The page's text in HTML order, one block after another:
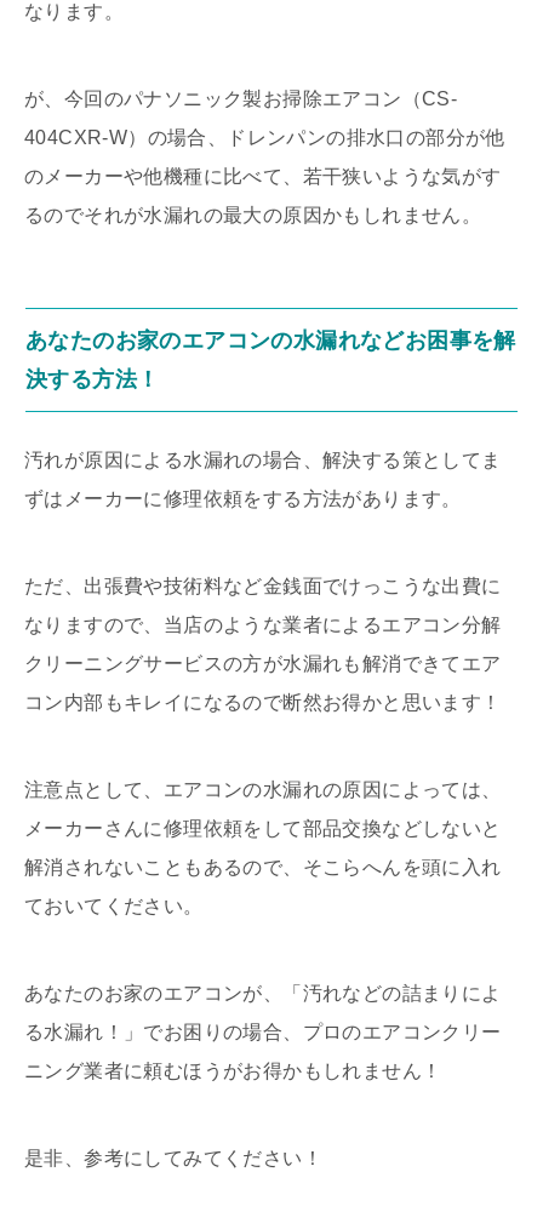
なります。
が、今回のパナソニック製お掃除エアコン（CS-
404CXR-W）の場合、ドレンパンの排水口の部分が他
のメーカーや他機種に比べて、若干狭いような気がす
るのでそれが水漏れの最大の原因かもしれません。
あなたのお家のエアコンの水漏れなどお困事を解
決する方法！
汚れが原因による水漏れの場合、解決する策としてま
ずはメーカーに修理依頼をする方法があります。
ただ、出張費や技術料など金銭面でけっこうな出費に
なりますので、当店のような業者によるエアコン分解
クリーニングサービスの方が水漏れも解消できてエア
コン内部もキレイになるので断然お得かと思います！
注意点として、エアコンの水漏れの原因によっては、
メーカーさんに修理依頼をして部品交換などしないと
解消されないこともあるので、そこらへんを頭に入れ
ておいてください。
あなたのお家のエアコンが、「汚れなどの詰まりによ
る水漏れ！」でお困りの場合、プロのエアコンクリー
ニング業者に頼むほうがお得かもしれません！
是非、参考にしてみてください！